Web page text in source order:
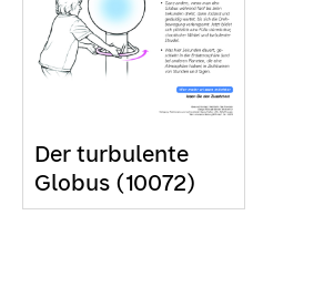
Der turbulente
Globus (10072)